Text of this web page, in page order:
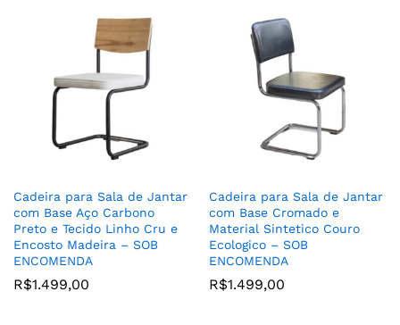
Cadeira para Sala de Jantar
com Base Aço Carbono
Preto e Tecido Linho Cru e
Encosto Madeira – SOB
ENCOMENDA
R$1.499,00
Cadeira para Sala de Jantar
com Base Cromado e
Material Sintetico Couro
Ecologico – SOB
ENCOMENDA
R$1.499,00